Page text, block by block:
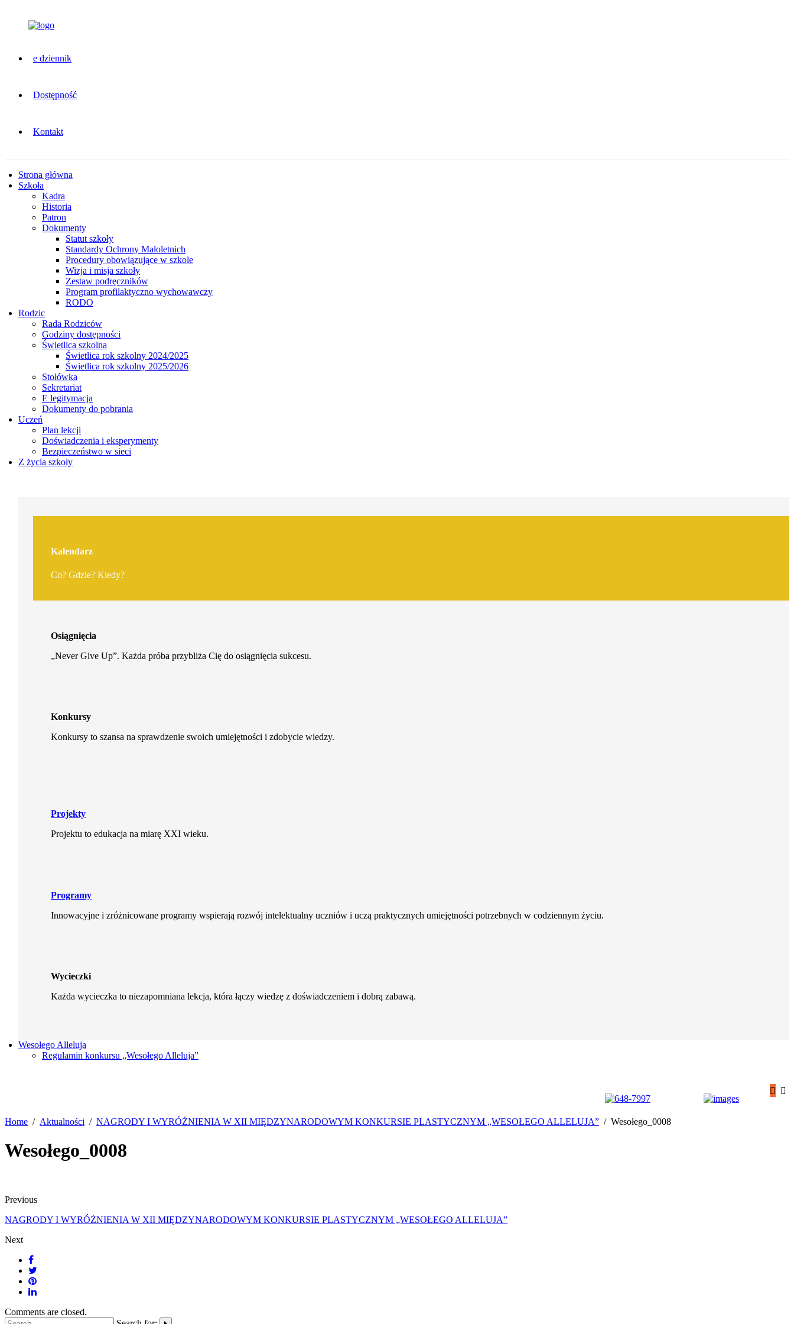
e dziennik
Dostępność
Kontakt
Strona główna
Szkoła
Kadra
Historia
Patron
Dokumenty
Statut szkoły
Standardy Ochrony Małoletnich
Procedury obowiązujące w szkole
Wizja i misja szkoły
Zestaw podręczników
Program profilaktyczno wychowawczy
RODO
Rodzic
Rada Rodziców
Godziny dostępności
Świetlica szkolna
Świetlica rok szkolny 2024/2025
Świetlica rok szkolny 2025/2026
Stołówka
Sekretariat
E legitymacja
Dokumenty do pobrania
Uczeń
Plan lekcji
Doświadczenia i eksperymenty
Bezpieczeństwo w sieci
Z życia szkoły
Kalendarz
Co? Gdzie? Kiedy?
Osiągnięcia
„Never Give Up”. Każda próba przybliża Cię do osiągnięcia sukcesu.
Konkursy
Konkursy to szansa na sprawdzenie swoich umiejętności i zdobycie wiedzy.
Projekty
Projektu to edukacja na miarę XXI wieku.
Programy
Innowacyjne i zróżnicowane programy wspierają rozwój intelektualny uczniów i uczą praktycznych umiejętności potrzebnych w codziennym życiu.
Wycieczki
Każda wycieczka to niezapomniana lekcja, która łączy wiedzę z doświadczeniem i dobrą zabawą.
Wesołego Alleluja
Regulamin konkursu „Wesołego Alleluja”
Home Aktualności NAGRODY I WYRÓŻNIENIA W XII MIĘDZYNARODOWYM KONKURSIE PLASTYCZNYM „WESOŁEGO ALLELUJA” Wesołego_0008
Wesołego_0008
Previous
NAGRODY I WYRÓŻNIENIA W XII MIĘDZYNARODOWYM KONKURSIE PLASTYCZNYM „WESOŁEGO ALLELUJA”
Next
Comments are closed.